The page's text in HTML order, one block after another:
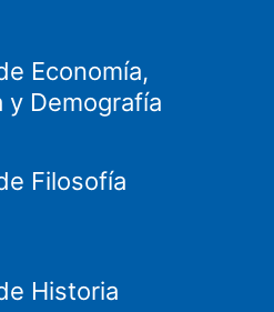
Economía,
y Demografía
Filosofía
Historia